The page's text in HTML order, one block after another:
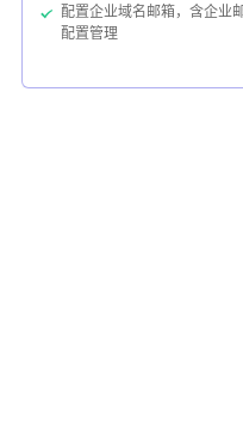
配置企业域名邮箱，含企业
配置管理